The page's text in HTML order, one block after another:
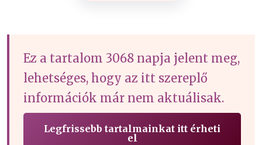
Ez a tartalom 3068 napja jelent meg,
lehetséges, hogy az itt szereplő
információk már nem aktuálisak.
Legfrissebb tartalmainkat itt érheti
el